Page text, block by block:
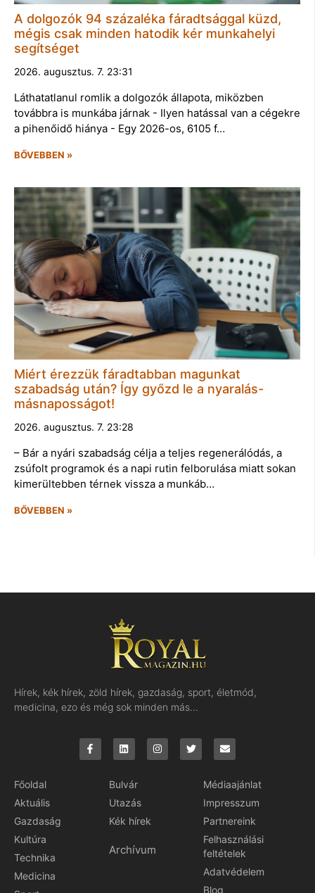
A dolgozók 94 százaléka fáradtsággal küzd,
mégis csak minden hatodik kér munkahelyi
segítséget
2026. augusztus. 7. 23:31
Láthatatlanul romlik a dolgozók állapota, miközben
továbbra is munkába járnak - Ilyen hatással van a cégekre
a pihenőidő hiánya - Egy 2026-os, 6105 f…
BŐVEBBEN »
Miért érezzük fáradtabban magunkat
szabadság után? Így győzd le a nyaralás-
másnaposságot!
2026. augusztus. 7. 23:28
– Bár a nyári szabadság célja a teljes regenerálódás, a
zsúfolt programok és a napi rutin felborulása miatt sokan
kimerültebben térnek vissza a munkáb…
BŐVEBBEN »
Hírek, kék hírek, zöld hírek, gazdaság, sport, életmód,
medicina, ezo és még sok minden más…
Főoldal
Aktuális
Gazdaság
Kultúra
Technika
Medicina
Bulvár
Utazás
Kék hírek
Archívum
Médiaajánlat
Impresszum
Partnereink
Felhasználási
feltételek
Adatvédelem
Blog